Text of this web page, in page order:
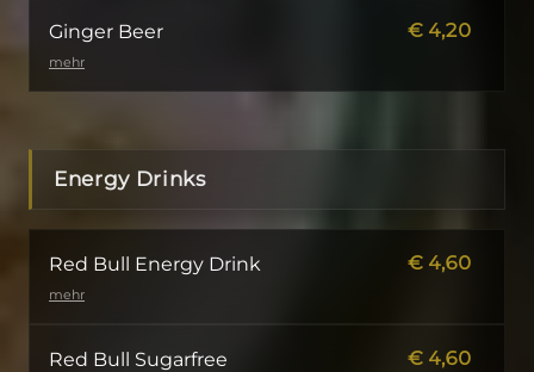
Ginger Beer € 4,20
mehr
Energy Drinks
Red Bull Energy Drink € 4,60
mehr
Red Bull Sugarfree € 4,60